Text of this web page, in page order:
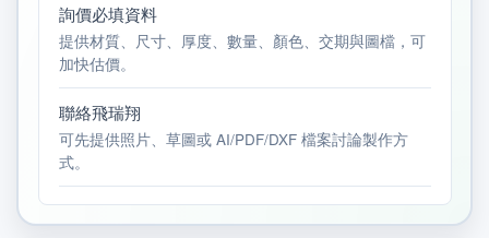
詢價必填資料
提供材質、尺寸、厚度、數量、顏色、交期與圖檔，可
加快估價。
聯絡飛瑞翔
可先提供照片、草圖或 AI/PDF/DXF 檔案討論製作方
式。